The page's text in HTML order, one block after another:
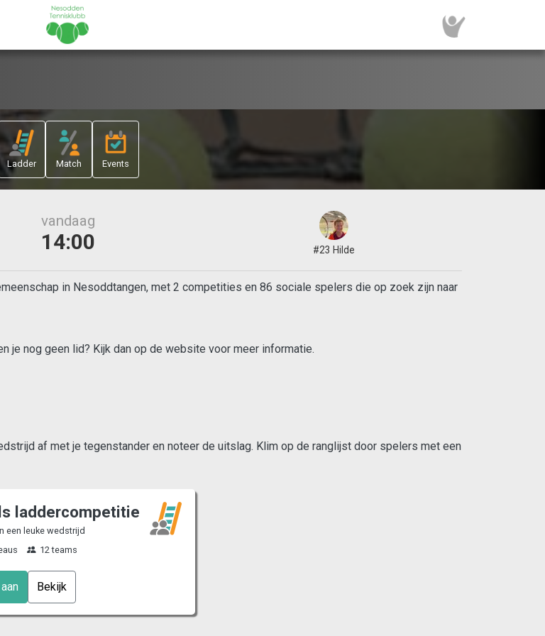
Ladder Match Events
vandaag
14:00 #23 Hilde
in Nesoddtangen, met 2 competities en 86 sociale spelers die op zoek zijn naar
je nog geen lid? Kijk dan op de website voor meer informatie.
af met je tegenstander en noteer de uitslag. Klim op de ranglijst door spelers met een
laddercompetitie
een leuke wedstrijd
12 teams
Bekijk